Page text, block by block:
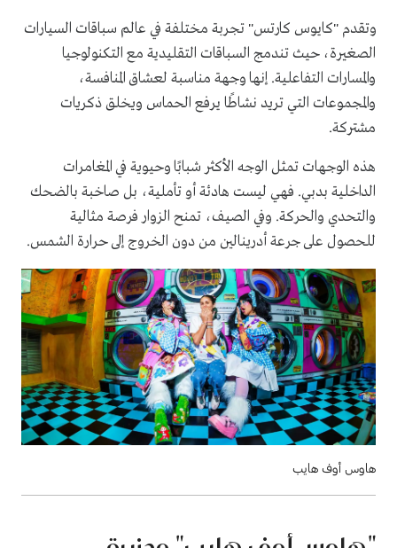
وتقدم "كايوس كارتس" تجربة مختلفة في عالم سباقات السيارات
الصغيرة، حيث تندمج السباقات التقليدية مع التكنولوجيا
والمسارات التفاعلية. إنها وجهة مناسبة لعشاق المنافسة،
والمجموعات التي تريد نشاطًا يرفع الحماس ويخلق ذكريات
مشتركة.
هذه الوجهات تمثل الوجه الأكثر شبابًا وحيوية في المغامرات
الداخلية بدبي. فهي ليست هادئة أو تأملية، بل صاخبة بالضحك
والتحدي والحركة. وفي الصيف، تمنح الزوار فرصة مثالية
للحصول على جرعة أدرينالين من دون الخروج إلى حرارة الشمس.
هاوس أوف هايب